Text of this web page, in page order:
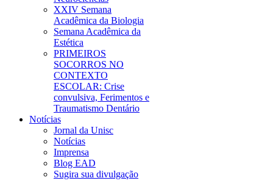
XXIV Semana
Acadêmica da Biologia
Semana Acadêmica da
Estética
PRIMEIROS
SOCORROS NO
CONTEXTO
ESCOLAR: Crise
convulsiva, Ferimentos e
Traumatismo Dentário
Notícias
Jornal da Unisc
Notícias
Imprensa
Blog EAD
Sugira sua divulgação